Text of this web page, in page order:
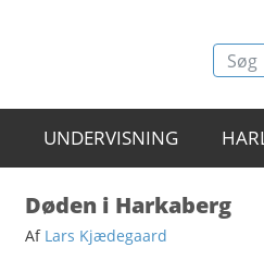
UNDERVISNING
Døden i Harkaberg
Af Lars Kjædegaard